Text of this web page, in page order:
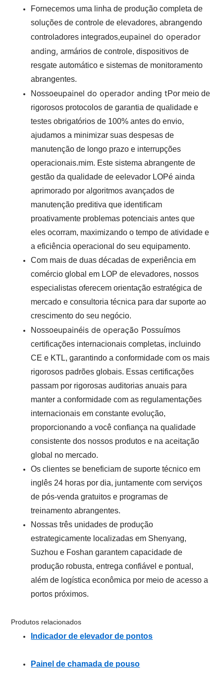
Fornecemos uma linha de produção completa de
soluções de controle de elevadores, abrangendo
controladores integrados,eupainel do operador
anding,armários de controle, dispositivos de
resgate automático e sistemas de monitoramento
abrangentes.
Nossoeupainel do operador anding tPor meio de
rigorosos protocolos de garantia de qualidade e
testes obrigatórios de 100% antes do envio,
ajudamos a minimizar suas despesas de
manutenção de longo prazo e interrupções
operacionais.mim. Este sistema abrangente de
gestão da qualidade deeelevador LOPé ainda
aprimorado por algoritmos avançados de
manutenção preditiva que identificam
proativamente problemas potenciais antes que
eles ocorram, maximizando o tempo de atividade e
a eficiência operacional do seu equipamento.
Com mais de duas décadas de experiência em
comércio global em LOP de elevadores, nossos
especialistas oferecem orientação estratégica de
mercado e consultoria técnica para dar suporte ao
crescimento do seu negócio.
Nossoeupainéis de operação Possuímos
certificações internacionais completas, incluindo
CE e KTL, garantindo a conformidade com os mais
rigorosos padrões globais. Essas certificações
passam por rigorosas auditorias anuais para
manter a conformidade com as regulamentações
internacionais em constante evolução,
proporcionando a você confiança na qualidade
consistente dos nossos produtos e na aceitação
global no mercado.
Os clientes se beneficiam de suporte técnico em
inglês 24 horas por dia, juntamente com serviços
de pós-venda gratuitos e programas de
treinamento abrangentes.
Nossas três unidades de produção
estrategicamente localizadas em Shenyang,
Suzhou e Foshan garantem capacidade de
produção robusta, entrega confiável e pontual,
além de logística econômica por meio de acesso a
portos próximos.
Produtos relacionados
Indicador de elevador de pontos
Painel de chamada de pouso